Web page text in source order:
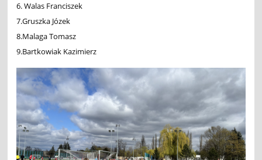
6. Walas Franciszek
7.Gruszka Józek
8.Malaga Tomasz
9.Bartkowiak Kazimierz